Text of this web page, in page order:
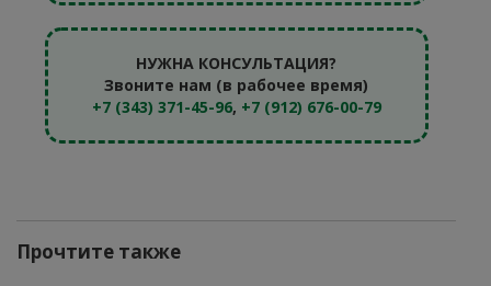
НУЖНА КОНСУЛЬТАЦИЯ?
Звоните нам (в рабочее время)
+7 (343) 371-45-96, +7 (912) 676-00-79
Прочтите также